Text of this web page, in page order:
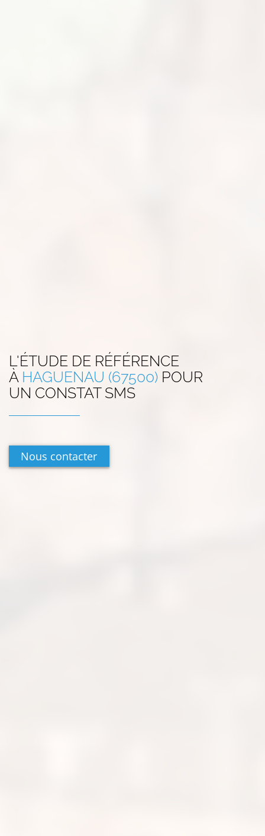
L'ÉTUDE DE RÉFÉRENCE
À HAGUENAU (67500) POUR
UN CONSTAT SMS
Nous contacter